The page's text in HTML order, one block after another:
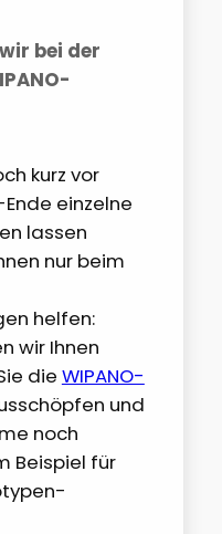
bei der
kurz vor
einzelne
lassen
nur beim
helfen:
wir Ihnen
die WIPANO-
und
noch
Beispiel für